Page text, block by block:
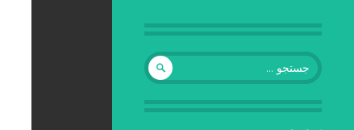
نوشته‌ها
جستجو
برای: